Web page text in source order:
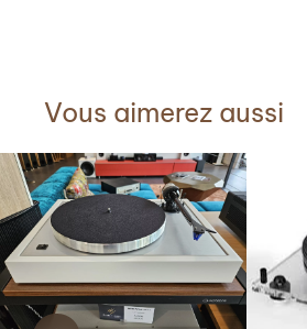
Vous aimerez aussi